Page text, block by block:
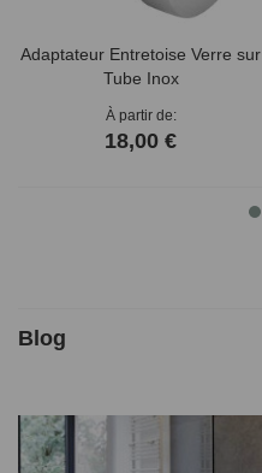
Adaptateur Entretoise Verre sur
Tube Inox
À partir de
18,00 €
Blog